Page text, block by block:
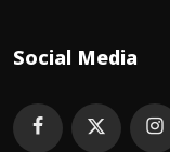
Social Media